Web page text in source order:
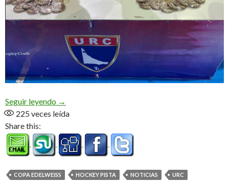
Seguir leyendo A puro chocolate
→
225 veces leída
Share this:
COPA EDELWEISS HOCKEY PISTA NOTICIAS URC